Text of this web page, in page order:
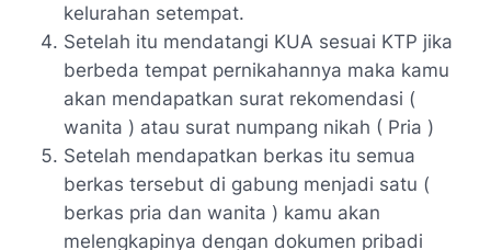
kelurahan setempat.
Setelah itu mendatangi KUA sesuai KTP jika
berbeda tempat pernikahannya maka kamu
akan mendapatkan surat rekomendasi (
wanita ) atau surat numpang nikah ( Pria )
Setelah mendapatkan berkas itu semua
berkas tersebut di gabung menjadi satu (
berkas pria dan wanita ) kamu akan
melengkapinya dengan dokumen pribadi